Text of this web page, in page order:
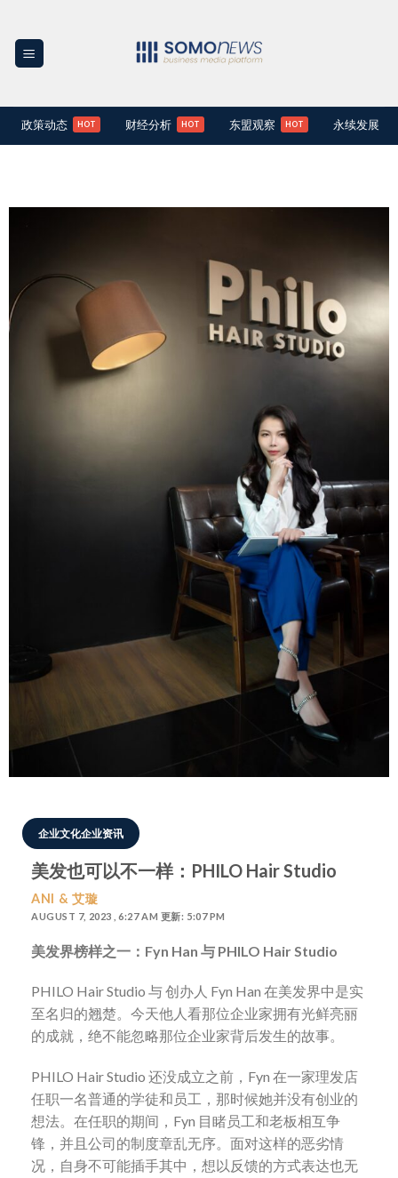
content
政策动态 财经分析 东盟观察 永续发展
企业文化企业资讯
美发也可以不一样：PHILO Hair Studio
ANI & 艾璇
AUGUST 7, 2023 , 6:27 AM 更新: 5:07 PM
美发界榜样之一：Fyn Han 与 PHILO Hair Studio
PHILO Hair Studio 与 创办人 Fyn Han 在美发界中是实
至名归的翘楚。今天他人看那位企业家拥有光鲜亮丽
的成就，绝不能忽略那位企业家背后发生的故事。
PHILO Hair Studio 还没成立之前，Fyn 在一家理发店
任职一名普通的学徒和员工，那时候她并没有创业的
想法。在任职的期间，Fyn 目睹员工和老板相互争
锋，并且公司的制度章乱无序。面对这样的恶劣情
况，自身不可能插手其中，想以反馈的方式表达也无